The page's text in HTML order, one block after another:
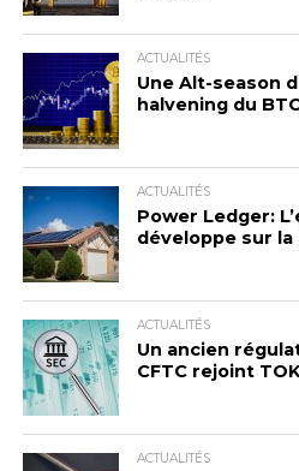
ACTUALITÉS
Une Alt-season
halvening du
ACTUALITÉS
Power Ledger:
développe sur la
ACTUALITÉS
Un ancien
CFTC rejoint
ACTUALITÉS